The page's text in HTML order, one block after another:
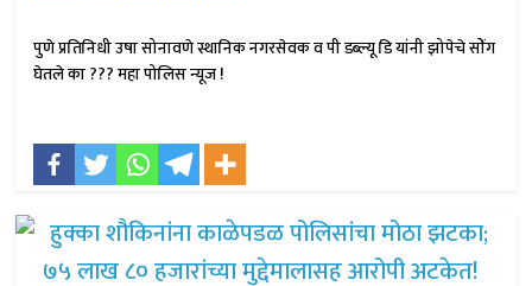
पुणे प्रतिनिधी उषा सोनावणे स्थानिक नगरसेवक व पी डब्ल्यू डि यांनी झोपेचे सोंग
घेतले का ??? महा पोलिस न्यूज !